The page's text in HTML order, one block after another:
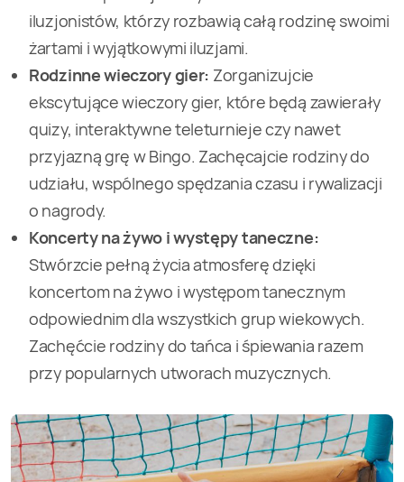
iluzjonistów, którzy rozbawią całą rodzinę swoimi
żartami i wyjątkowymi iluzjami.
Rodzinne wieczory gier: Zorganizujcie
ekscytujące wieczory gier, które będą zawierały
quizy, interaktywne teleturnieje czy nawet
przyjazną grę w Bingo. Zachęcajcie rodziny do
udziału, wspólnego spędzania czasu i rywalizacji
o nagrody.
Koncerty na żywo i występy taneczne:
Stwórzcie pełną życia atmosferę dzięki
koncertom na żywo i występom tanecznym
odpowiednim dla wszystkich grup wiekowych.
Zachęćcie rodziny do tańca i śpiewania razem
przy popularnych utworach muzycznych.